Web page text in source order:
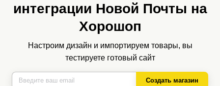
интеграции Новой Почты на
Хорошоп
Настроим дизайн и импортируем товары, вы
тестируете готовый сайт
Создать магазин